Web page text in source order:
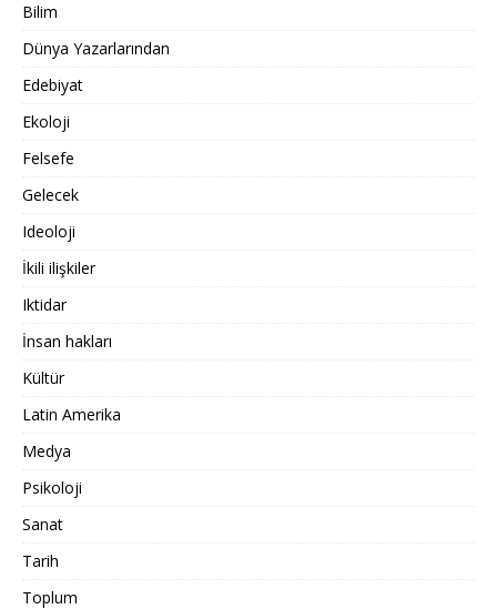
Bilim
Dünya Yazarlarından
Edebiyat
Ekoloji
Felsefe
Gelecek
Ideoloji
İkili ilişkiler
Iktidar
İnsan hakları
Kültür
Latin Amerika
Medya
Psikoloji
Sanat
Tarih
Toplum